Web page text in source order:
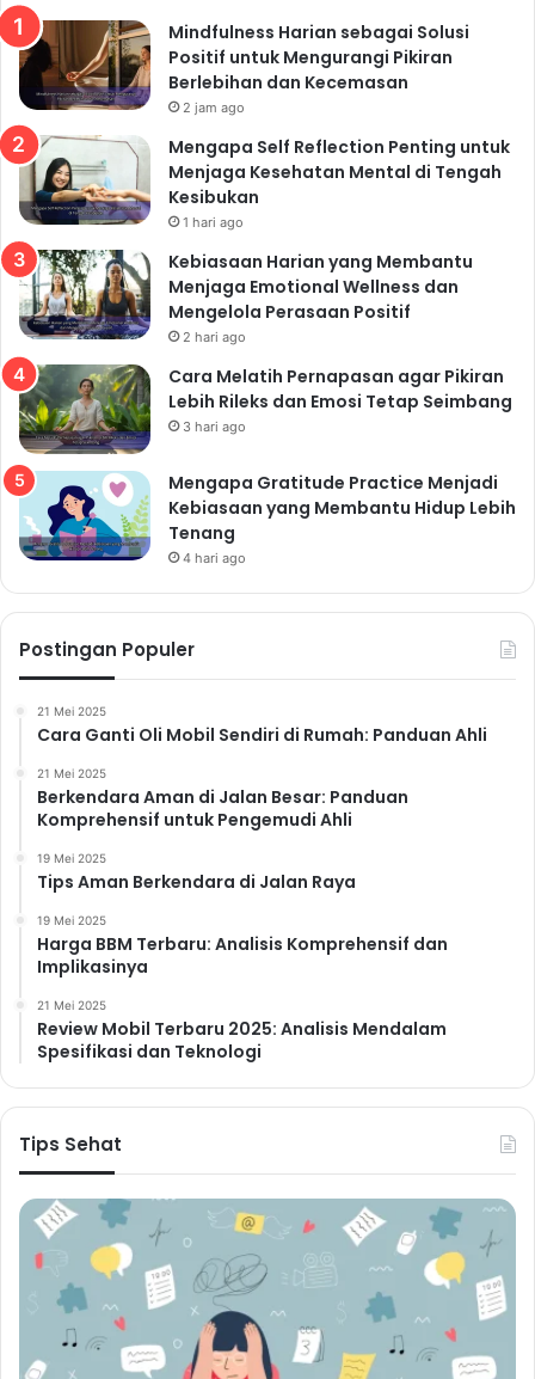
Mindfulness Harian sebagai Solusi
Positif untuk Mengurangi Pikiran
Berlebihan dan Kecemasan
2 jam ago
Mengapa Self Reflection Penting untuk
Menjaga Kesehatan Mental di Tengah
Kesibukan
1 hari ago
Kebiasaan Harian yang Membantu
Menjaga Emotional Wellness dan
Mengelola Perasaan Positif
2 hari ago
Cara Melatih Pernapasan agar Pikiran
Lebih Rileks dan Emosi Tetap Seimbang
3 hari ago
Mengapa Gratitude Practice Menjadi
Kebiasaan yang Membantu Hidup Lebih
Tenang
4 hari ago
Postingan Populer
21 Mei 2025
Cara Ganti Oli Mobil Sendiri di Rumah: Panduan Ahli
21 Mei 2025
Berkendara Aman di Jalan Besar: Panduan
Komprehensif untuk Pengemudi Ahli
19 Mei 2025
Tips Aman Berkendara di Jalan Raya
19 Mei 2025
Harga BBM Terbaru: Analisis Komprehensif dan
Implikasinya
21 Mei 2025
Review Mobil Terbaru 2025: Analisis Mendalam
Spesifikasi dan Teknologi
Tips Sehat